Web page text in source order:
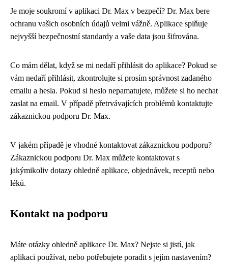
Je moje soukromí v aplikaci Dr. Max v bezpečí? Dr. Max bere
ochranu vašich osobních údajů velmi vážně. Aplikace splňuje
nejvyšší bezpečnostní standardy a vaše data jsou šifrována.
Co mám dělat, když se mi nedaří přihlásit do aplikace? Pokud se
vám nedaří přihlásit, zkontrolujte si prosím správnost zadaného
emailu a hesla. Pokud si heslo nepamatujete, můžete si ho nechat
zaslat na email. V případě přetrvávajících problémů kontaktujte
zákaznickou podporu Dr. Max.
V jakém případě je vhodné kontaktovat zákaznickou podporu?
Zákaznickou podporu Dr. Max můžete kontaktovat s
jakýmikoliv dotazy ohledně aplikace, objednávek, receptů nebo
léků.
Kontakt na podporu
Máte otázky ohledně aplikace Dr. Max? Nejste si jistí, jak
aplikaci používat, nebo potřebujete poradit s jejím nastavením?